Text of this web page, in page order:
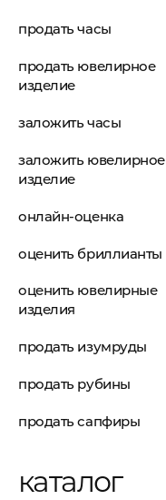
продать часы
продать ювелирное
изделие
заложить часы
заложить ювелирное
изделие
онлайн-оценка
оценить бриллианты
оценить ювелирные
изделия
продать изумруды
продать рубины
продать сапфиры
каталог